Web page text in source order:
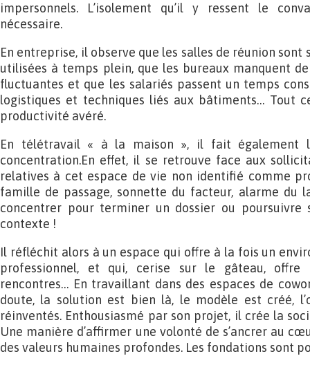
impersonnels. L’isolement qu’il y ressent le
nécessaire.
En entreprise, il observe que les salles de réunion
utilisées à temps plein, que les bureaux manquent
fluctuantes et que les salariés passent un temps
logistiques et techniques liés aux bâtiments… Tout
productivité avéré.
En télétravail « à la maison », il fait également
concentration.En effet, il se retrouve face aux
relatives à cet espace de vie non identifié comme
famille de passage, sonnette du facteur, alarme du
concentrer pour terminer un dossier ou poursuivre
contexte !
Il réfléchit alors à un espace qui offre à la fois un
professionnel, et qui, cerise sur le gâteau,
rencontres… En travaillant dans des espaces de
doute, la solution est bien là, le modèle est créé,
réinventés. Enthousiasmé par son projet, il crée la
Une manière d’affirmer une volonté de s’ancrer au
des valeurs humaines profondes. Les fondations sont